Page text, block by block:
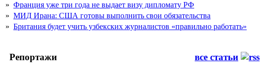
» Франция уже три года не выдает визу дипломату РФ
» МИД Ирана: США готовы выполнить свои обязательства
» Британия будет учить узбекских журналистов «правильно работать»
Репортажи все статьи